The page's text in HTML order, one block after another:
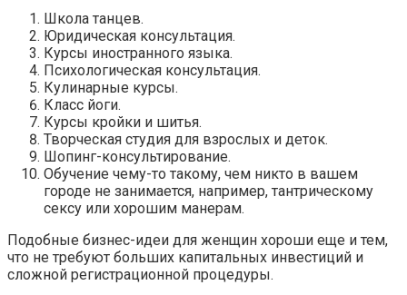
Школа танцев.
Юридическая консультация.
Курсы иностранного языка.
Психологическая консультация.
Кулинарные курсы.
Класс йоги.
Курсы кройки и шитья.
Творческая студия для взрослых и деток.
Шопинг-консультирование.
Обучение чему-то такому, чем никто в вашем
городе не занимается, например, тантрическому
сексу или хорошим манерам.
Подобные бизнес-идеи для женщин хороши еще и тем,
что не требуют больших капитальных инвестиций и
сложной регистрационной процедуры.